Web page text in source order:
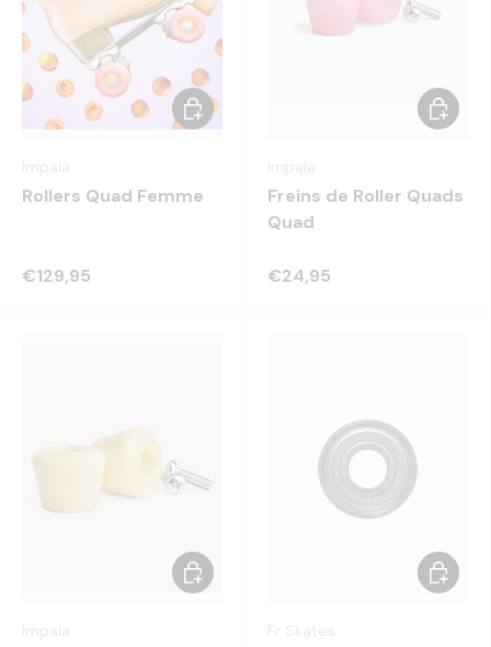
Rollers Quad Femme
€129,95
Choisir les options
Freins de Roller Quads
Quad
€24,95
Choisir
Choisir les options Ajouter